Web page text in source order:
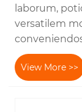
laborum,
versatilem
View More >>